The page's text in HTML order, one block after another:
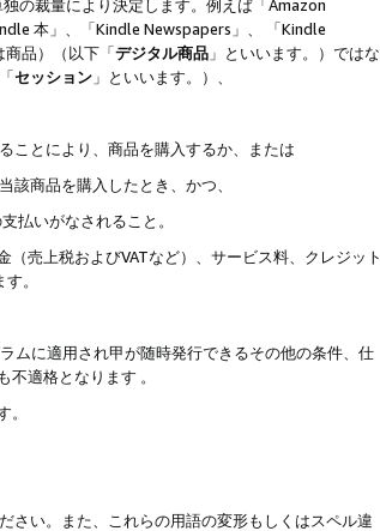
の裁量により決定します。例えば「Amazon
本」、「Kindle Newspapers」、 「Kindle
品）（以下「デジタル商品 」といいます。）ではな
セッション 」といいます。）、
ことにより、商品を購入するか、または
商品を購入したとき、かつ、
払いがなされること。
売上税およびVATなど）、サービス料、クレジット
。
ムに適用され甲が随時発行できるその他の条件、仕
適格となります 。
さい。また、これらの用語の変形もしくはスペル違